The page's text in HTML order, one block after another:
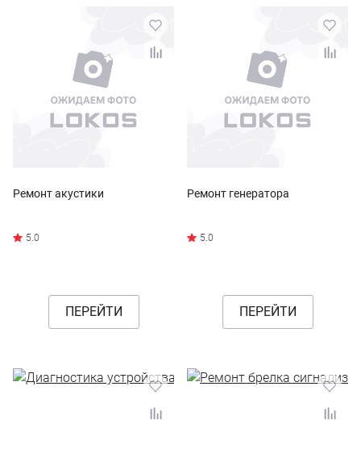
Ремонт акустики
ПЕРЕЙТИ
Ремонт генератора
ПЕРЕЙТИ